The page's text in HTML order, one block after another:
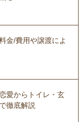
金/費用や譲渡によ
愛からトイレ・玄
徹底解説